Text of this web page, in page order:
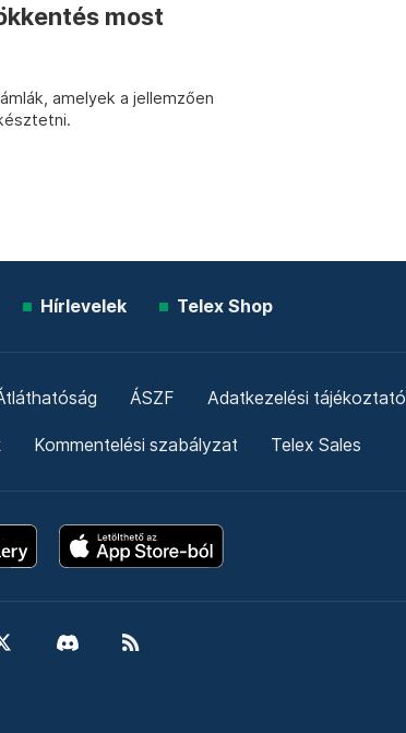
most
amelyek a jellemzően
Hírlevelek Telex Shop
ÁSZF Adatkezelési tájékoztató
Kommentelési szabályzat Telex Sales